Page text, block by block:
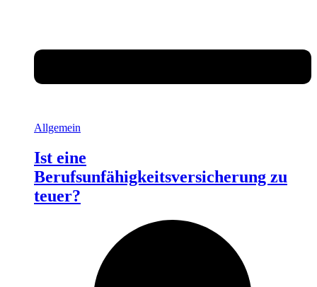
Allgemein
Ist eine
Berufsunfähigkeitsversicherung zu
teuer?